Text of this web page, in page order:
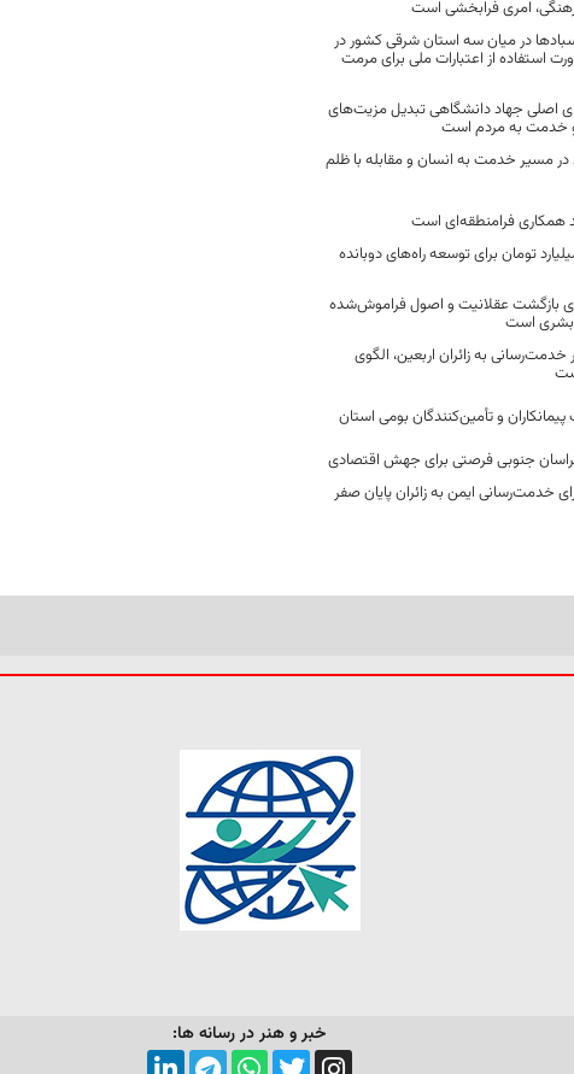
امری فرابخشی است
در میان سه استان شرقی کشور در
استفاده از اعتبارات ملی برای مرمت
اصلی جهاد دانشگاهی تبدیل مزیت‌های
خدمت به مردم است
در مسیر خدمت به انسان و مقابله با ظلم
همکاری فرامنطقه‌ای است
2500 میلیارد تومان برای توسعه راه‌های دوبانده
بازگشت عقلانیت و اصول فراموش‌شده
بشری است
به زائران اربعین، الگوی
و تأمین‌کنندگان بومی استان
جنوبی فرصتی برای جهش اقتصادی
خدمت‌رسانی ایمن به زائران پایان صفر
خبر و هنر در رسانه ها: